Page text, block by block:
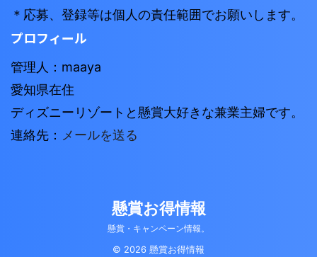
＊応募、登録等は個人の責任範囲でお願いします。
プロフィール
管理人：maaya
愛知県在住
ディズニーリゾートと懸賞大好きな兼業主婦です。
連絡先： メールを送る
懸賞お得情報
懸賞・キャンペーン情報。
© 2026 懸賞お得情報